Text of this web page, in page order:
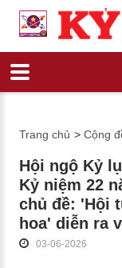
Trang chủ > Cộng
Hội ngộ Kỷ
Kỷ niệm 22
chủ đề: 'Hội
hoa' diễn ra
03-06-2026